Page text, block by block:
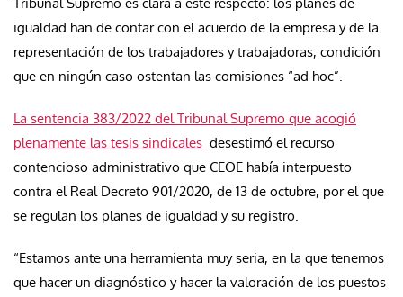
Tribunal Supremo es clara a este respecto: los planes de
igualdad han de contar con el acuerdo de la empresa y de la
representación de los trabajadores y trabajadoras, condición
que en ningún caso ostentan las comisiones “ad hoc”.
La sentencia 383/2022 del Tribunal Supremo que acogió
plenamente las tesis sindicales desestimó el recurso
contencioso administrativo que CEOE había interpuesto
contra el Real Decreto 901/2020, de 13 de octubre, por el que
se regulan los planes de igualdad y su registro.
“Estamos ante una herramienta muy seria, en la que tenemos
que hacer un diagnóstico y hacer la valoración de los puestos